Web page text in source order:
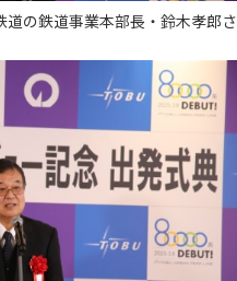
の鉄道事業本部長・鈴木孝郎さ